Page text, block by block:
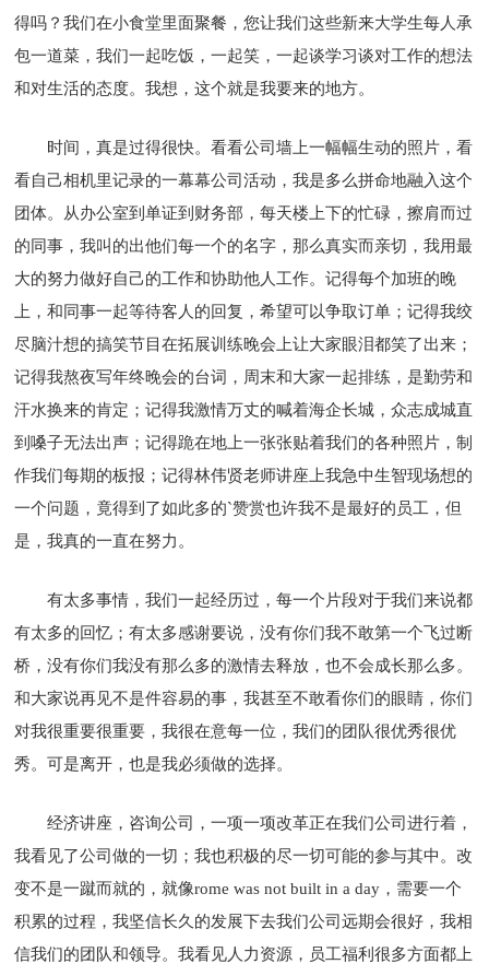
得吗？我们在小食堂里面聚餐，您让我们这些新来大学生每人承
包一道菜，我们一起吃饭，一起笑，一起谈学习谈对工作的想法
和对生活的态度。我想，这个就是我要来的地方。
时间，真是过得很快。看看公司墙上一幅幅生动的照片，看
看自己相机里记录的一幕幕公司活动，我是多么拼命地融入这个
团体。从办公室到单证到财务部，每天楼上下的忙碌，擦肩而过
的同事，我叫的出他们每一个的名字，那么真实而亲切，我用最
大的努力做好自己的工作和协助他人工作。记得每个加班的晚
上，和同事一起等待客人的回复，希望可以争取订单；记得我绞
尽脑汁想的搞笑节目在拓展训练晚会上让大家眼泪都笑了出来；
记得我熬夜写年终晚会的台词，周末和大家一起排练，是勤劳和
汗水换来的肯定；记得我激情万丈的喊着海企长城，众志成城直
到嗓子无法出声；记得跪在地上一张张贴着我们的各种照片，制
作我们每期的板报；记得林伟贤老师讲座上我急中生智现场想的
一个问题，竟得到了如此多的`赞赏也许我不是最好的员工，但
是，我真的一直在努力。
有太多事情，我们一起经历过，每一个片段对于我们来说都
有太多的回忆；有太多感谢要说，没有你们我不敢第一个飞过断
桥，没有你们我没有那么多的激情去释放，也不会成长那么多。
和大家说再见不是件容易的事，我甚至不敢看你们的眼睛，你们
对我很重要很重要，我很在意每一位，我们的团队很优秀很优
秀。可是离开，也是我必须做的选择。
经济讲座，咨询公司，一项一项改革正在我们公司进行着，
我看见了公司做的一切；我也积极的尽一切可能的参与其中。改
变不是一蹴而就的，就像rome was not built in a day，需要一个
积累的过程，我坚信长久的发展下去我们公司远期会很好，我相
信我们的团队和领导。我看见人力资源，员工福利很多方面都上